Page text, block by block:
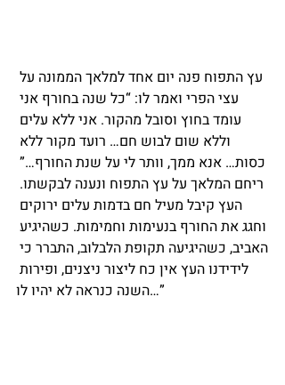
עץ התפוח פנה יום אחד למלאך הממונה על
עצי הפרי ואמר לו: “כל שנה בחורף אני
עומד בחוץ וסובל מהקור. אני ללא עלים
וללא שום לבוש חם… רועד מקור ללא
כסות… אנא ממך, וותר לי על שנת החורף…”
ריחם המלאך על עץ התפוח ונענה לבקשתו.
העץ קיבל מעיל חם בדמות עלים ירוקים
וחגג את החורף בנעימות וחמימות. כשהיגיע
האביב, כשהיגיעה תקופת הלבלוב, התברר כי
לידידנו העץ אין כח ליצור ניצנים, ופירות
השנה כנראה לא יהיו לו…”